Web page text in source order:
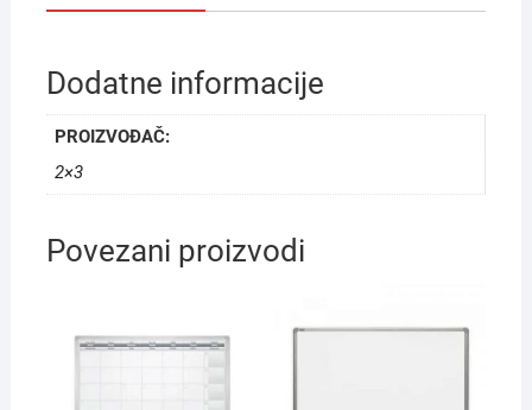
Dodatne informacije
PROIZVOĐAČ:
2×3
Povezani proizvodi